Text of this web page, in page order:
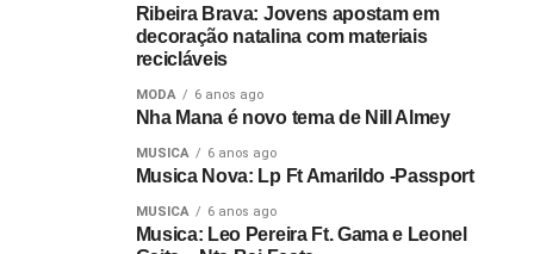
Ribeira Brava: Jovens apostam em
decoração natalina com materiais
recicláveis
MODA 6 anos ago
Nha Mana é novo tema de Nill Almey
MUSICA 6 anos ago
Musica Nova: Lp Ft Amarildo -Passport
MUSICA 6 anos ago
Musica: Leo Pereira Ft. Gama e Leonel